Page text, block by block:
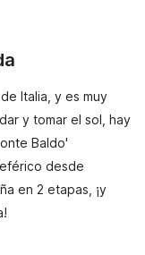
Italia, y es muy
y tomar el sol, hay
Baldo'
desde
en 2 etapas, ¡y